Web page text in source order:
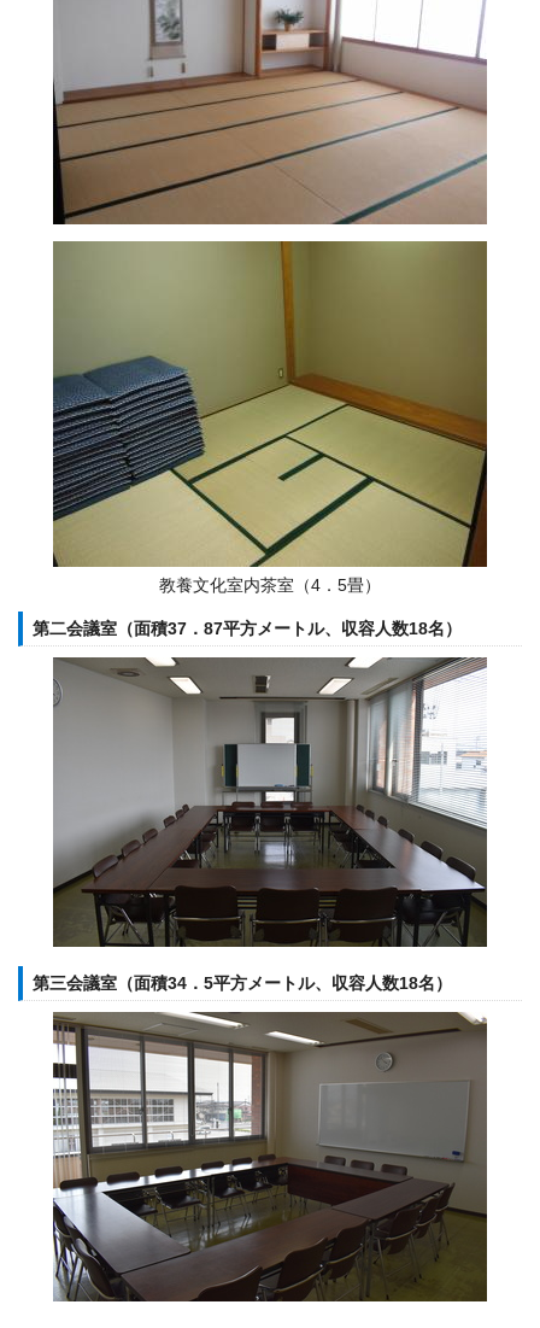
教養文化室内茶室（4．5畳）
第二会議室（面積37．87平方メートル、収容人数18名）
第三会議室（面積34．5平方メートル、収容人数18名）